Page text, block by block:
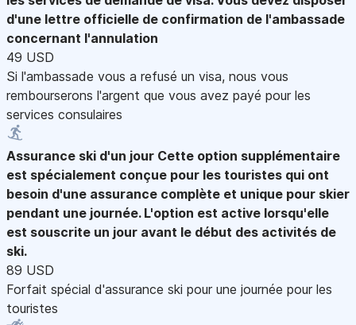
d'une lettre officielle de confirmation de l'ambassade
concernant l'annulation
49 USD
Si l'ambassade vous a refusé un visa, nous vous
rembourserons l'argent que vous avez payé pour les
services consulaires
Assurance ski d'un jour Cette option supplémentaire
est spécialement conçue pour les touristes qui ont
besoin d'une assurance complète et unique pour skier
pendant une journée. L'option est active lorsqu'elle
est souscrite un jour avant le début des activités de
ski.
89 USD
Forfait spécial d'assurance ski pour une journée pour les
touristes